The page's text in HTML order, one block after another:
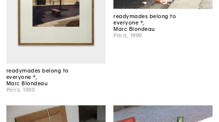
readymades belong to
everyone ®,
Marc Blondeau
Paris , 1990
readymades belong to
everyone ®,
Marc Blondeau
Paris , 1990